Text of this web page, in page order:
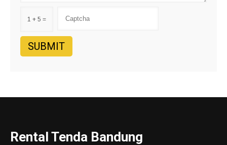
1 + 5 =
Rental Tenda Bandung